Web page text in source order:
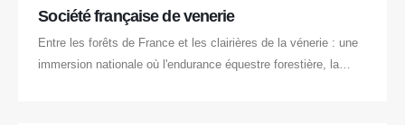
Société française de venerie
Entre les forêts de France et les clairières de la vénerie : une
immersion nationale où l'endurance équestre forestière, la